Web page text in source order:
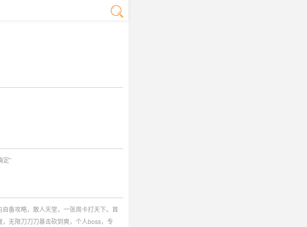
定”
备攻略，散人天堂，一张周卡打天下。首
无限刀刀刀暴击砍到爽，个人boss，专